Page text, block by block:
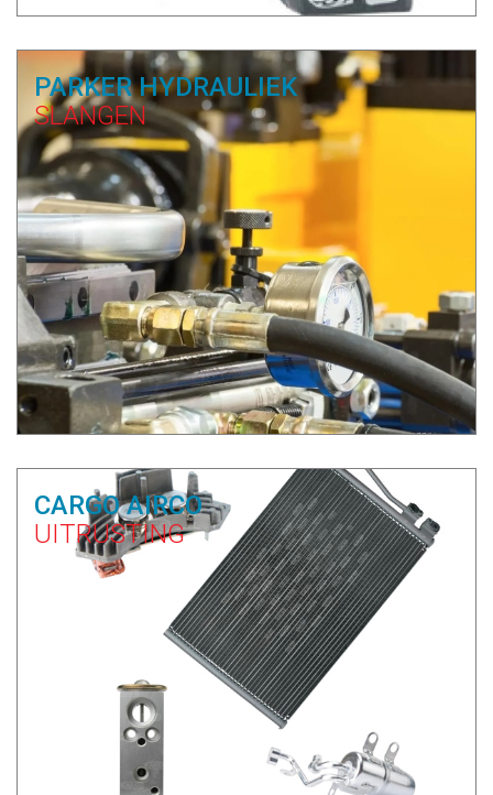
PARKER HYDRAULIEK
SLANGEN
CARGO AIRCO
UITRUSTING